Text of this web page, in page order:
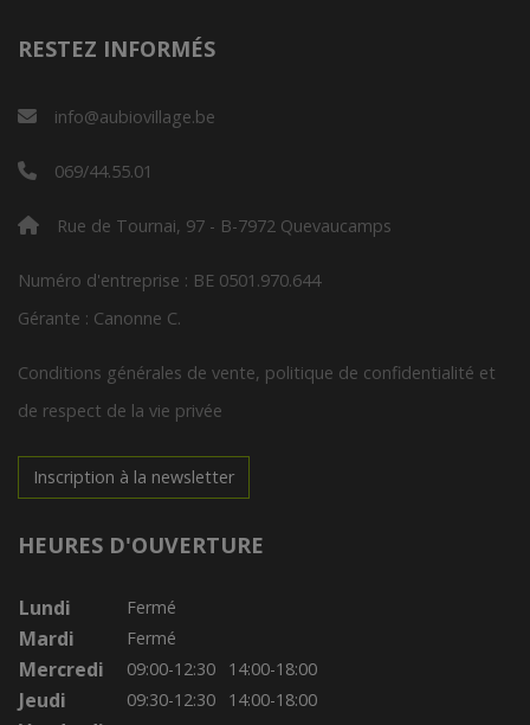
RESTEZ INFORMÉS
info@aubiovillage.be
069/44.55.01
Rue de Tournai, 97 - B-7972 Quevaucamps
Numéro d'entreprise : BE 0501.970.644
Gérante : Canonne C.
Conditions générales de vente, politique de confidentialité et
de respect de la vie privée
Inscription à la newsletter
HEURES D'OUVERTURE
Lundi Fermé
Mardi Fermé
Mercredi 09:00-12:30 14:00-18:00
Jeudi 09:30-12:30 14:00-18:00